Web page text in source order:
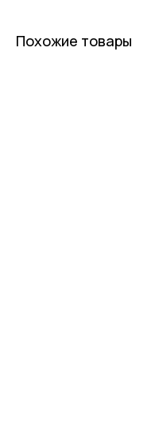
Похожие товары